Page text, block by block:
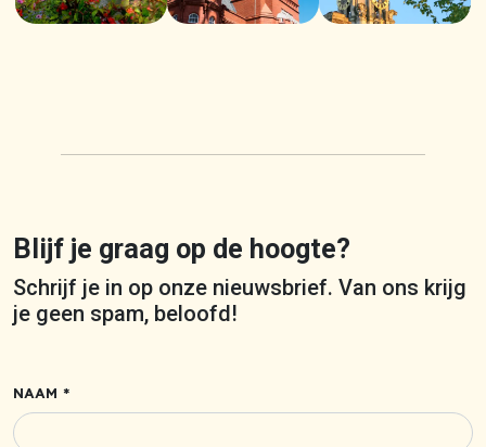
Blijf je graag op de hoogte?
Schrijf je in op onze nieuwsbrief. Van ons krijg
je geen spam, beloofd!
NAAM *